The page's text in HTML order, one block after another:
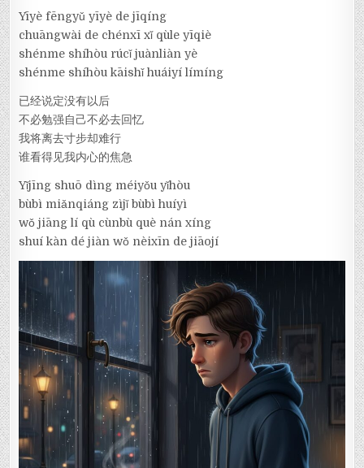
Yīyè fēngyǔ yīyè de jīqíng
chuāngwài de chénxī xǐ qùle yīqiè
shénme shíhòu rúcǐ juànliàn yè
shénme shíhòu kāishǐ huáiyí límíng
已经说定没有以后
不必勉强自己不必去回忆
我将离去寸步却难行
谁看得见我内心的焦急
Yǐjīng shuō dìng méiyǒu yǐhòu
bùbì miǎnqiáng zìjǐ bùbì huíyì
wǒ jiāng lí qù cùnbù què nán xíng
shuí kàn dé jiàn wǒ nèixīn de jiāojí